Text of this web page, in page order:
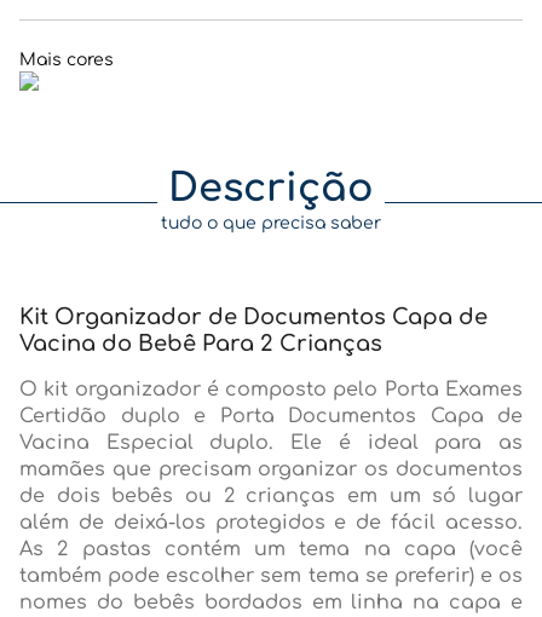
Descrição
tudo o que precisa saber
Kit Organizador de Documentos Capa de
Vacina do Bebê Para 2 Crianças
O kit organizador é composto pelo Porta Exames
Certidão duplo e Porta Documentos Capa de
Vacina Especial duplo. Ele é ideal para as
mamães que precisam organizar os documentos
de dois bebês ou 2 crianças em um só lugar
além de deixá-los protegidos e de fácil acesso.
As 2 pastas contém um tema na capa (você
também pode escolher sem tema se preferir) e os
nomes do bebês bordados em linha na capa e